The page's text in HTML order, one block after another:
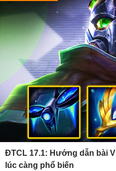
ĐTCL 17.1: Hướng dẫn bài
lúc càng phổ biến